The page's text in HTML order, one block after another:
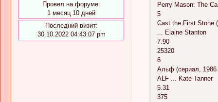
Провел на форуме:
1 месяц 10 дней
Последний визит:
30.10.2022 04:43:07 pm
Perry Mason: The
5
Cast the First Stone
... Elaine Stanton
7.90
25320
6
Альф (сериал, 1986
ALF ... Kate Tanner
5.31
375